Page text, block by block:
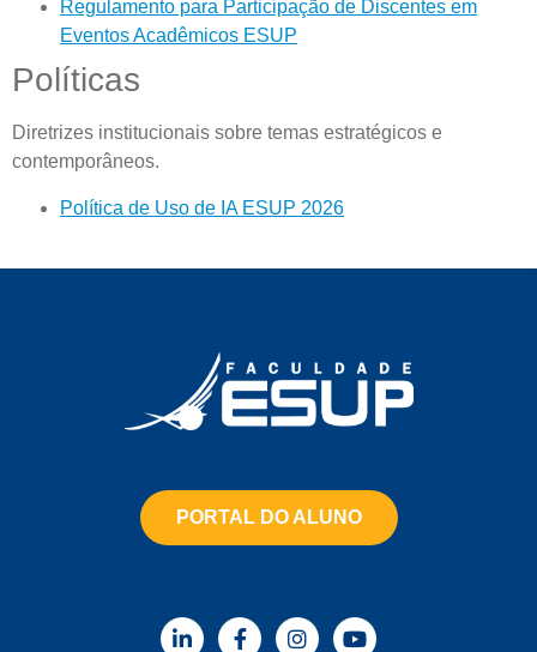
Regulamento para Participação de Discentes em
Eventos Acadêmicos ESUP
Políticas
Diretrizes institucionais sobre temas estratégicos e
contemporâneos.
Política de Uso de IA ESUP 2026
PORTAL DO ALUNO